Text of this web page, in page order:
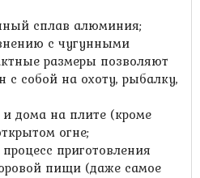
сплав алюминия;
с чугунными
размеры позволяют
с собой на охоту, рыбалку,
дома на плите (кроме
огне;
приготовления
пищи (даже самое